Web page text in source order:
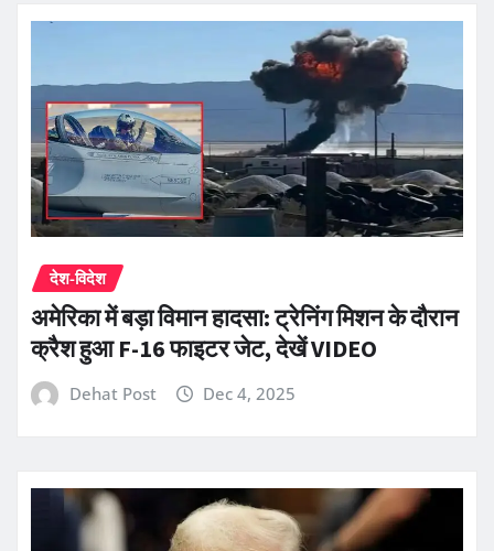
देश-विदेश
अमेरिका में बड़ा विमान हादसा: ट्रेनिंग मिशन के दौरान
क्रैश हुआ F-16 फाइटर जेट, देखें VIDEO
Dehat Post Dec 4, 2025